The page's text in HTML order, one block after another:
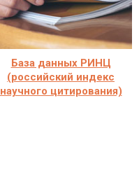
База данных РИНЦ
(российский индекс
научного цитирования)